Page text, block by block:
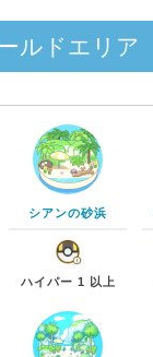
ルドエリア
シアンの砂浜
ハイパー 1 以上